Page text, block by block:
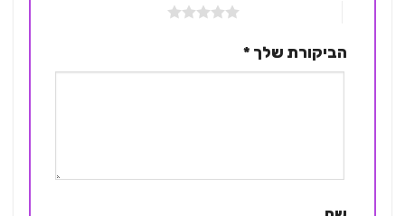
הביקורת שלך*